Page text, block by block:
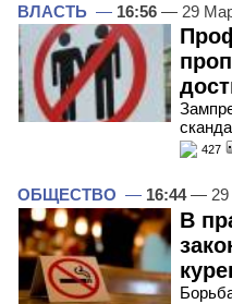
ВЛАСТЬ — 16:56 — 29
427
ОБЩЕСТВО — 16:44— 29
В